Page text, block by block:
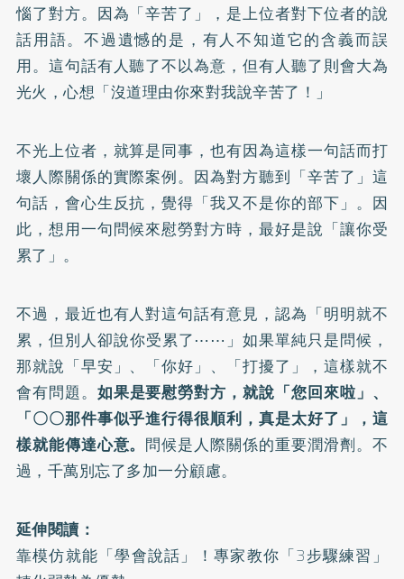
惱了對方。因為「辛苦了」，是上位者對下位者的說
話用語。不過遺憾的是，有人不知道它的含義而誤
用。這句話有人聽了不以為意，但有人聽了則會大為
光火，心想「沒道理由你來對我說辛苦了！」
不光上位者，就算是同事，也有因為這樣一句話而打
壞人際關係的實際案例。因為對方聽到「辛苦了」這
句話，會心生反抗，覺得「我又不是你的部下」。因
此，想用一句問候來慰勞對方時，最好是說「讓你受
累了」。
不過，最近也有人對這句話有意見，認為「明明就不
累，但別人卻說你受累了⋯⋯」如果單純只是問候，
那就說「早安」、「你好」、「打擾了」，這樣就不
會有問題。 如果是要慰勞對方，就說「您回來啦」、
「〇〇那件事似乎進行得很順利，真是太好了」，這
樣就能傳達心意。 問候是人際關係的重要潤滑劑。不
過，千萬別忘了多加一分顧慮。
延伸閱讀：
靠模仿就能「學會說話」！專家教你「3步驟練習」